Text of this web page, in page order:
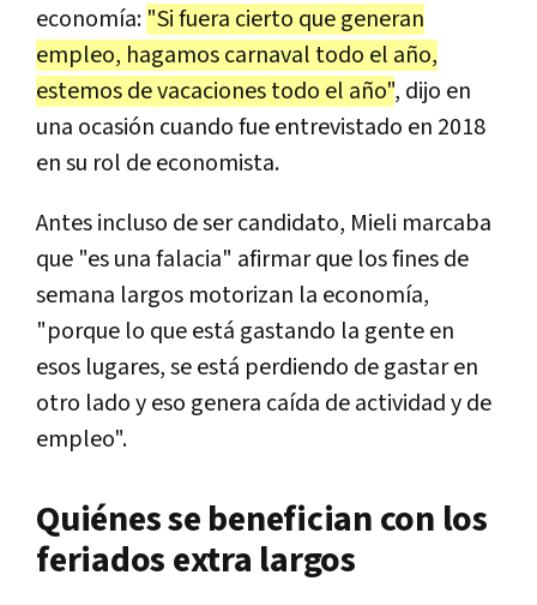
economía: "Si fuera cierto que generan
empleo, hagamos carnaval todo el año,
estemos de vacaciones todo el año", dijo en
una ocasión cuando fue entrevistado en 2018
en su rol de economista.
Antes incluso de ser candidato, Mieli marcaba
que "es una falacia" afirmar que los fines de
semana largos motorizan la economía,
"porque lo que está gastando la gente en
esos lugares, se está perdiendo de gastar en
otro lado y eso genera caída de actividad y de
empleo".
Quiénes se benefician con los
feriados extra largos